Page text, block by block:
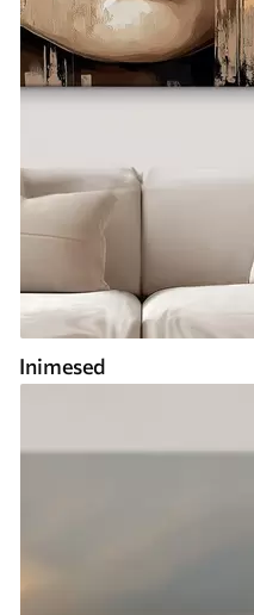
Inimesed